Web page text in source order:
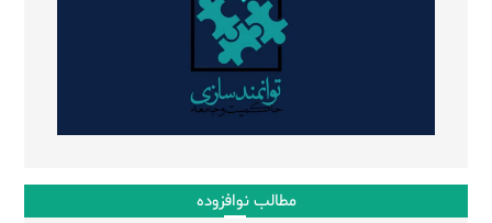
مطالب نوافزوده